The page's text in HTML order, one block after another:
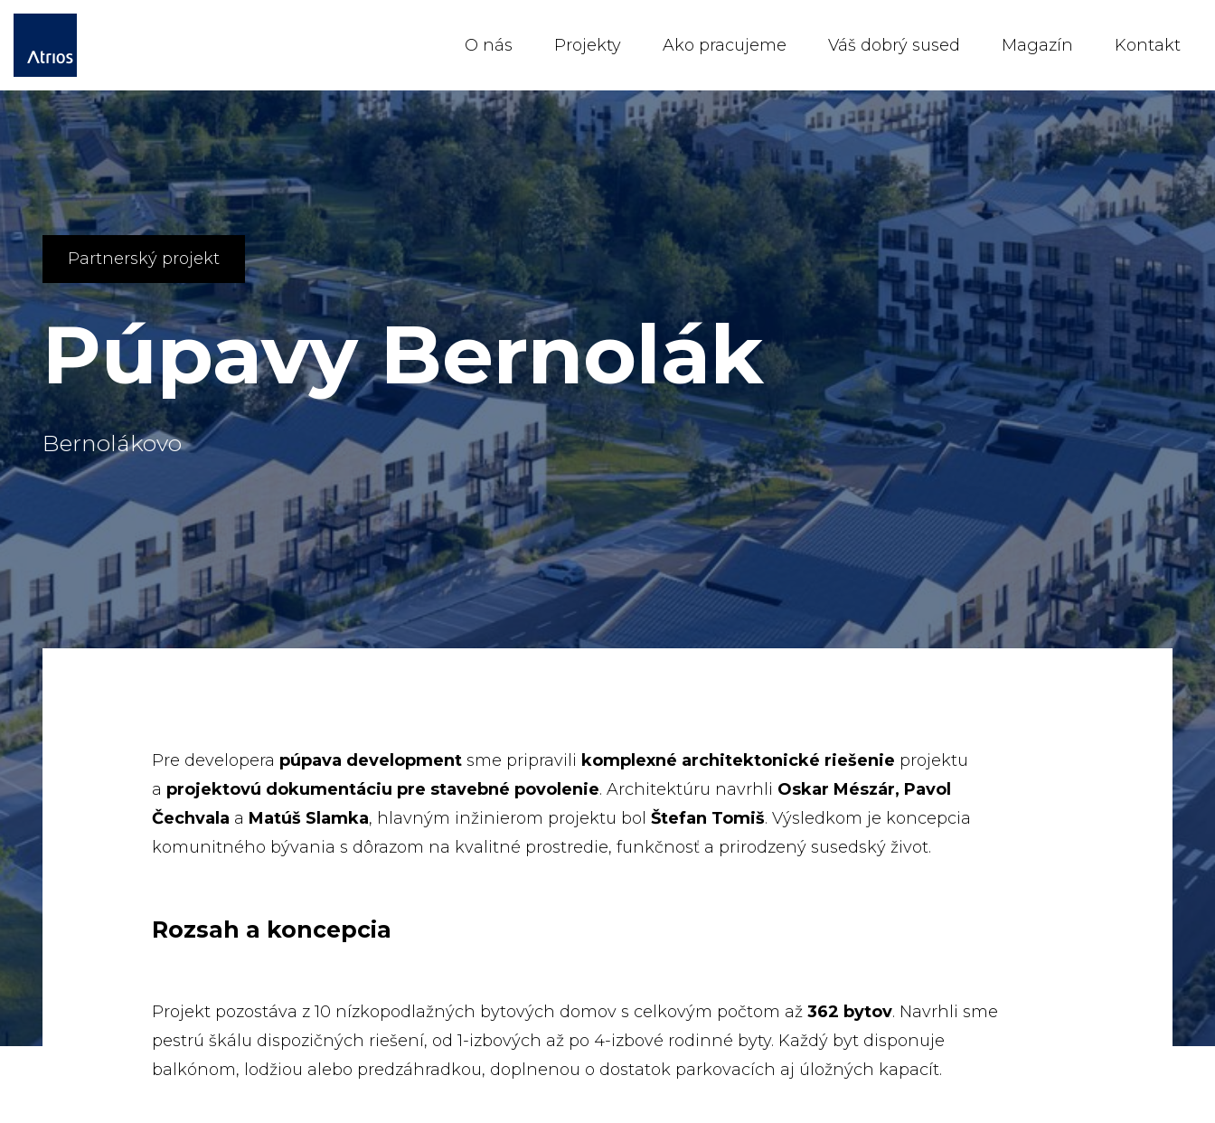
O nás Projekty Ako pracujeme Váš dobrý sused Magazín Kontakt
Partnerský projekt
Púpavy Bernolák
Bernolákovo
Pre developera púpava development sme pripravili komplexné architektonické riešenie projektu
a projektovú dokumentáciu pre stavebné povolenie. Architektúru navrhli Oskar Mészár, Pavol
Čechvala a Matúš Slamka, hlavným inžinierom projektu bol Štefan Tomiš. Výsledkom je koncepcia
komunitného bývania s dôrazom na kvalitné prostredie, funkčnosť a prirodzený susedský život.
Rozsah a koncepcia
Projekt pozostáva z 10 nízkopodlažných bytových domov s celkovým počtom až 362 bytov. Navrhli sme
pestrú škálu dispozičných riešení, od 1-izbových až po 4-izbové rodinné byty. Každý byt disponuje
balkónom, lodžiou alebo predzáhradkou, doplnenou o dostatok parkovacích aj úložných kapacít.